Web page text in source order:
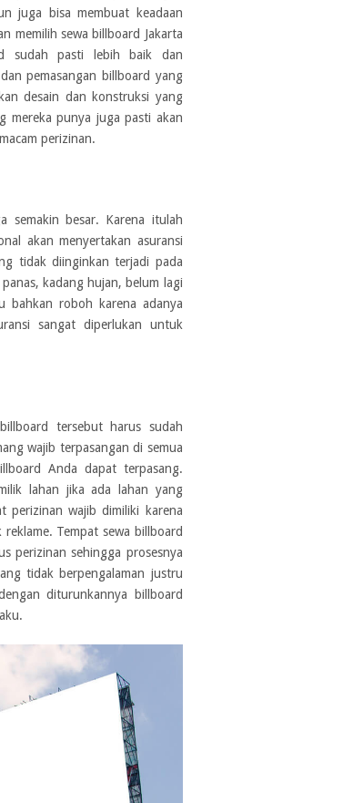
juga bisa membuat keadaan
memilih sewa billboard Jakarta
sudah pasti lebih baik dan
pemasangan billboard yang
desain dan konstruksi yang
mereka punya juga pasti akan
perizinan.
semakin besar. Karena itulah
akan menyertakan asuransi
tidak diinginkan terjadi pada
kadang hujan, belum lagi
bahkan roboh karena adanya
sangat diperlukan untuk
tersebut harus sudah
wajib terpasangan di semua
Anda dapat terpasang.
lahan jika ada lahan yang
perizinan wajib dimiliki karena
Tempat sewa billboard
perizinan sehingga prosesnya
tidak berpengalaman justru
diturunkannya billboard